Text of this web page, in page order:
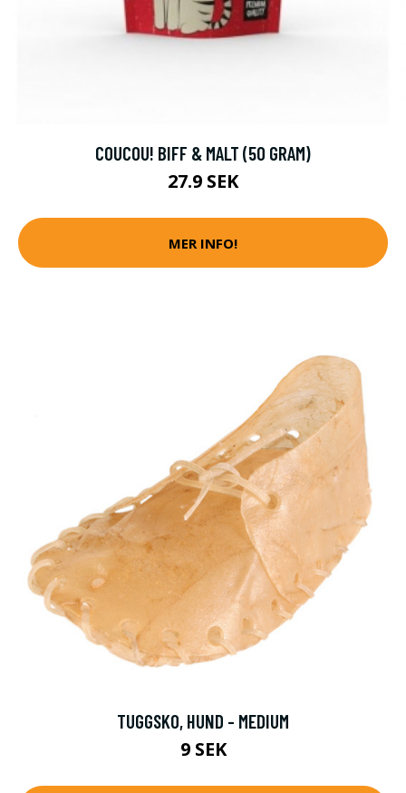
COUCOU! BIFF & MALT (50 GRAM)
27.9 SEK
MER INFO!
TUGGSKO, HUND - MEDIUM
9 SEK